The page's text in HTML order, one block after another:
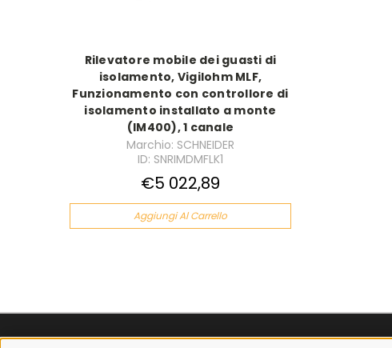
Rilevatore mobile dei guasti di
isolamento, Vigilohm MLF,
Funzionamento con controllore di
isolamento installato a monte
(IM400), 1 canale
Marchio: SCHNEIDER
ID: SNRIMDMFLK1
€5 022,89
Aggiungi Al Carrello